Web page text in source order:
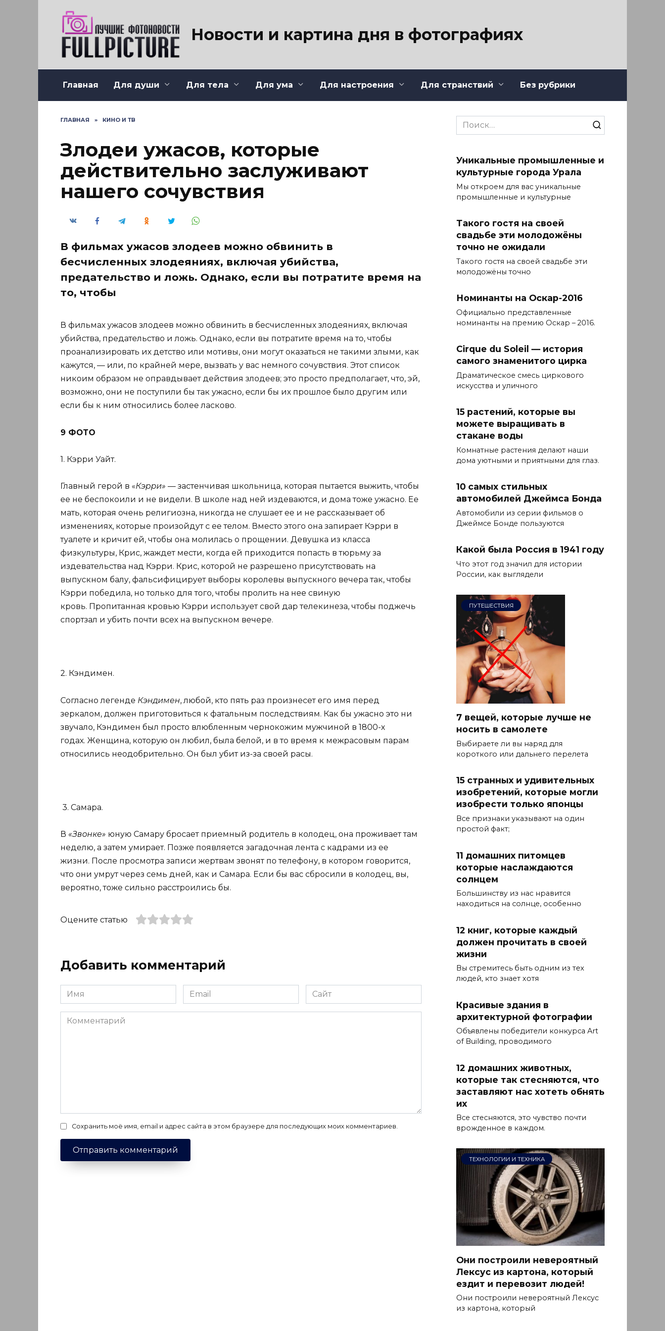
Новости и картина дня в фотографиях
Главная Для души Для тела Для ума Для настроения Для странствий Без рубрики
ГЛАВНАЯ » КИНО И ТВ
Злодеи ужасов, которые
действительно заслуживают
нашего сочувствия
В фильмах ужасов злодеев можно обвинить в
бесчисленных злодеяниях, включая убийства,
предательство и ложь. Однако, если вы потратите время на
то, чтобы
В фильмах ужасов злодеев можно обвинить в бесчисленных злодеяниях, включая
убийства, предательство и ложь. Однако, если вы потратите время на то, чтобы
проанализировать их детство или мотивы, они могут оказаться не такими злыми, как
кажутся, — или, по крайней мере, вызвать у вас немного сочувствия. Этот список
никоим образом не оправдывает действия злодеев; это просто предполагает, что, эй,
возможно, они не поступили бы так ужасно, если бы их прошлое было другим или
если бы к ним относились более ласково.
9 ФОТО
1. Кэрри Уайт.
Главный герой в «Кэрри» — застенчивая школьница, которая пытается выжить, чтобы
ее не беспокоили и не видели. В школе над ней издеваются, и дома тоже ужасно. Ее
мать, которая очень религиозна, никогда не слушает ее и не рассказывает об
изменениях, которые произойдут с ее телом. Вместо этого она запирает Кэрри в
туалете и кричит ей, чтобы она молилась о прощении. Девушка из класса
физкультуры, Крис, жаждет мести, когда ей приходится попасть в тюрьму за
издевательства над Кэрри. Крис, которой не разрешено присутствовать на
выпускном балу, фальсифицирует выборы королевы выпускного вечера так, чтобы
Кэрри победила, но только для того, чтобы пролить на нее свиную
кровь. Пропитанная кровью Кэрри использует свой дар телекинеза, чтобы поджечь
спортзал и убить почти всех на выпускном вечере.
2. Кэндимен.
Согласно легенде Кэндимен, любой, кто пять раз произнесет его имя перед
зеркалом, должен приготовиться к фатальным последствиям. Как бы ужасно это ни
звучало, Кэндимен был просто влюбленным чернокожим мужчиной в 1800-х
годах. Женщина, которую он любил, была белой, и в то время к межрасовым парам
относились неодобрительно. Он был убит из-за своей расы.
3. Самара.
В «Звонке» юную Самару бросает приемный родитель в колодец, она проживает там
неделю, а затем умирает. Позже появляется загадочная лента с кадрами из ее
жизни. После просмотра записи жертвам звонят по телефону, в котором говорится,
что они умрут через семь дней, как и Самара. Если бы вас сбросили в колодец, вы,
вероятно, тоже сильно расстроились бы.
Оцените статью
Добавить комментарий
Имя
*
Email
*
Сайт
Комментарий
Сохранить моё имя, email и адрес сайта в этом браузере для последующих моих комментариев.
Search
for:
Уникальные промышленные и
культурные города Урала
Мы откроем для вас уникальные
промышленные и культурные
Такого гостя на своей
свадьбе эти молодожёны
точно не ожидали
Такого гостя на своей свадьбе эти
молодожёны точно
Номинанты на Оскар-2016
Официально представленные
номинанты на премию Оскар – 2016.
Cirque du Soleil — история
самого знаменитого цирка
Драматическое смесь циркового
искусства и уличного
15 растений, которые вы
можете выращивать в
стакане воды
Комнатные растения делают наши
дома уютными и приятными для глаз.
10 самых стильных
автомобилей Джеймса Бонда
Автомобили из серии фильмов о
Джеймсе Бонде пользуются
Какой была Россия в 1941 году
Что этот год значил для истории
России, как выглядели
ПУТЕШЕСТВИЯ
7 вещей, которые лучше не
носить в самолете
Выбираете ли вы наряд для
короткого или дальнего перелета
15 странных и удивительных
изобретений, которые могли
изобрести только японцы
Все признаки указывают на один
простой факт;
11 домашних питомцев
которые наслаждаются
солнцем
Большинству из нас нравится
находиться на солнце, особенно
12 книг, которые каждый
должен прочитать в своей
жизни
Вы стремитесь быть одним из тех
людей, кто знает хотя
Красивые здания в
архитектурной фотографии
Объявлены победители конкурса Art
of Building, проводимого
12 домашних животных,
которые так стесняются, что
заставляют нас хотеть обнять
их
Все стесняются, это чувство почти
врожденное в каждом.
ТЕХНОЛОГИИ И ТЕХНИКА
Они построили невероятный
Лексус из картона, который
ездит и перевозит людей!
Они построили невероятный Лексус
из картона, который